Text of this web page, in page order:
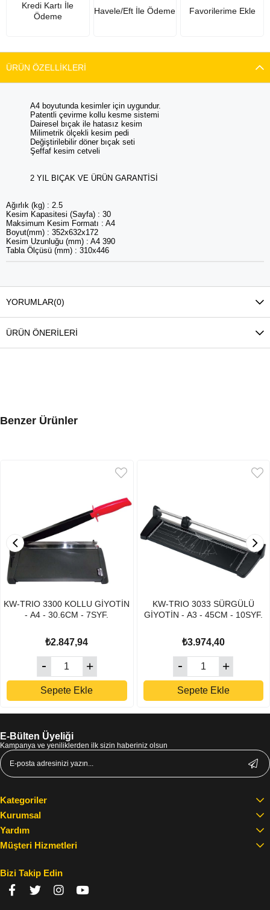
Kredi Kartı İle
Ödeme
Havele/Eft İle Ödeme Favorilerime Ekle
ÜRÜN ÖZELLIKLERI
A4 boyutunda kesimler için uygundur.
Patentli çevirme kollu kesme sistemi
Dairesel bıçak ile hatasız kesim
Milimetrik ölçekli kesim pedi
Değiştirilebilir döner bıçak seti
Şeffaf kesim cetveli
2 YIL BIÇAK VE ÜRÜN GARANTİSİ
Ağırlık (kg) : 2.5
Kesim Kapasitesi (Sayfa) : 30
Maksimum Kesim Formatı : A4
Boyut(mm) : 352x632x172
Kesim Uzunluğu (mm) : A4 390
Tabla Ölçüsü (mm) : 310x446
YORUMLAR(0)
ÜRÜN ÖNERILERI
Benzer Ürünler
KW-TRIO 3300 KOLLU GİYOTİN
- A4 - 30.6CM - 7SYF.
₺2.847,94
Sepete Ekle
KW-TRIO 3033 SÜRGÜLÜ
GİYOTİN - A3 - 45CM - 10SYF.
₺3.974,40
Sepete Ekle
E-Bülten Üyeliği
Kampanya ve yeniliklerden ilk sizin haberiniz olsun
Kategoriler
Kurumsal
Yardım
Müşteri Hizmetleri
Bizi Takip Edin